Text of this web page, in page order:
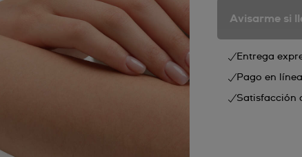
Avisarme si
Entrega
Pago en
Satisfacción